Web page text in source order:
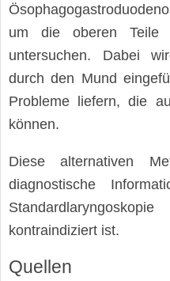
um die oberen Teile
untersuchen. Dabei
durch den Mund
Probleme liefern, die
können.
Diese alternativen
diagnostische
kontraindiziert ist.
Quellen